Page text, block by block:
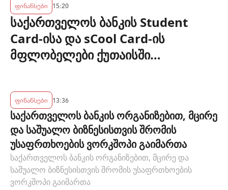
ფინანსები 15:20
საქართველოს ბანკის Student
Card-ისა და sCool Card-ის
მფლობელები ქუთაისში
ტარიფით ისარგებლებენ
ფინანსები 13:36
საქართველოს ბანკის ორგანიზებით, მცირე
და საშუალო ბიზნესისთვის შრომის
უსაფრთხოების ვორკშოპი გაიმართა
საქართველოს ბანკის ორგანიზებით, მცირე და
საშუალო ბიზნესისთვის შრომის უსაფრთხოების
ვორკშოპი გაიმართა